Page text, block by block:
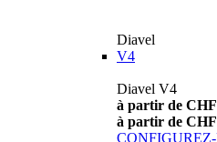
Diavel
V4
Diavel V4
à partir de CHF
à partir de